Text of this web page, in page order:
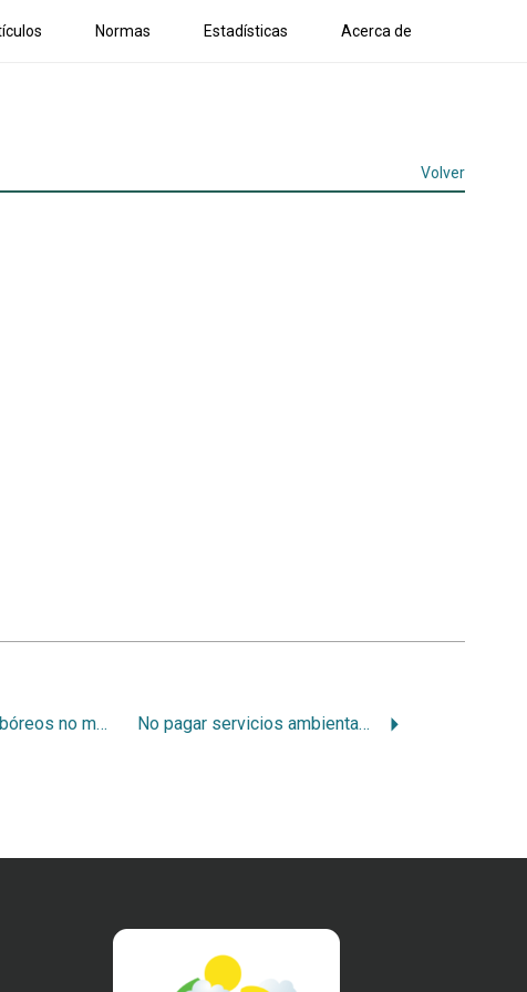
Normas Estadísticas Acerca de
Volver
Monocultivos arbóreos no merecen pago de servicios ambientales No pagar servicios ambientales a plantaciones forestales